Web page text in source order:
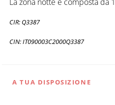
CIR: Q3387
CIN: IT090003C2000Q3387
A TUA DISPOSIZIONE